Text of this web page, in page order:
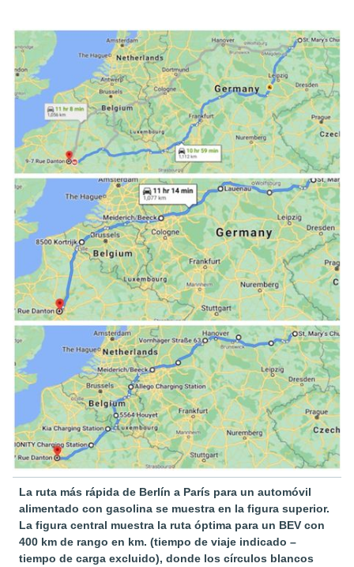
La ruta más rápida de Berlín a París para un automóvil
alimentado con gasolina se muestra en la figura superior.
La figura central muestra la ruta óptima para un BEV con
400 km de rango en km. (tiempo de viaje indicado –
tiempo de carga excluido), donde los círculos blancos